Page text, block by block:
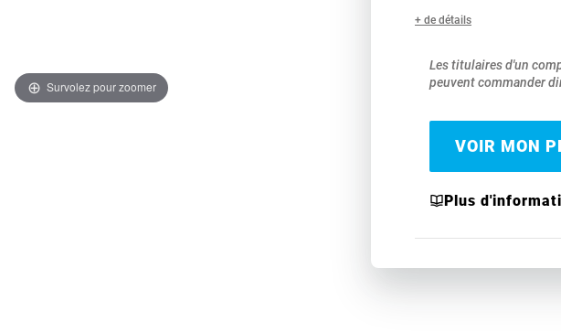
Survolez pour zoomer
+ de détails
Les titulaires d'un
peuvent commander
VOIR MON
Plus